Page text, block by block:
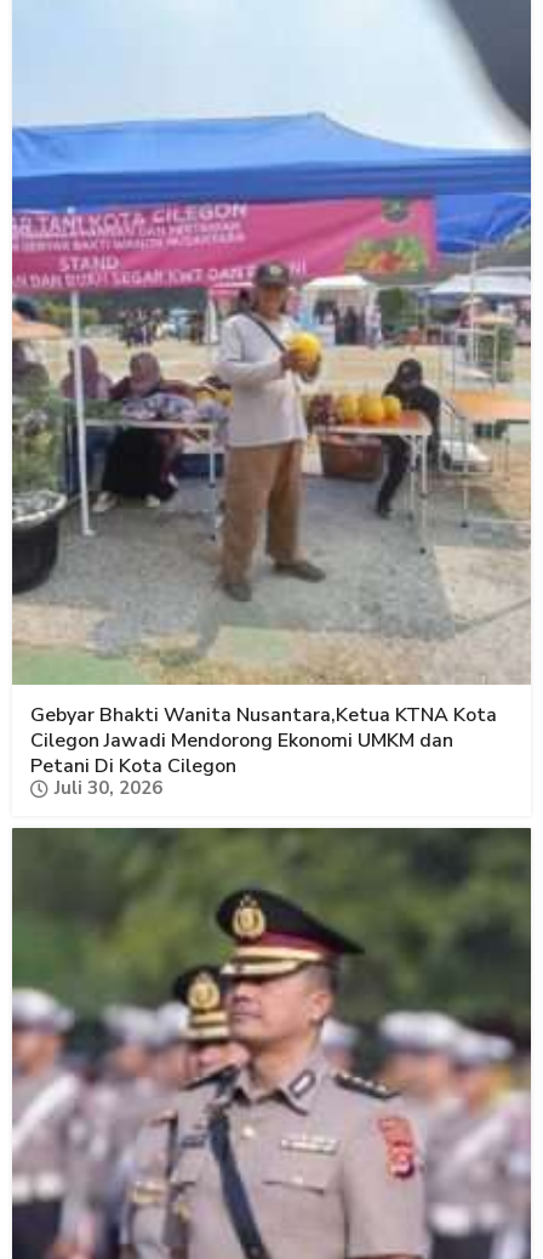
Gebyar Bhakti Wanita Nusantara,Ketua KTNA Kota
Cilegon Jawadi Mendorong Ekonomi UMKM dan
Petani Di Kota Cilegon
Juli 30, 2026